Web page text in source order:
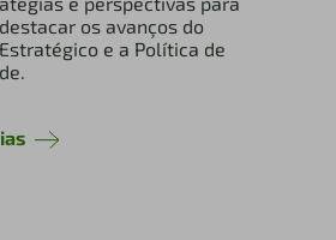
os avanços do
e a Política de